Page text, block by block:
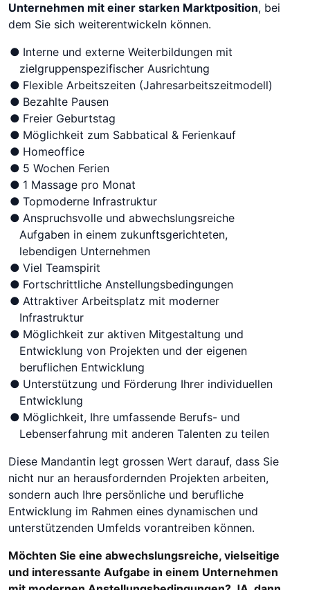
Unternehmen mit einer starken Marktposition, bei
dem Sie sich weiterentwickeln können.
Interne und externe Weiterbildungen mit
zielgruppenspezifischer Ausrichtung
Flexible Arbeitszeiten (Jahresarbeitszeitmodell)
Bezahlte Pausen
Freier Geburtstag
Möglichkeit zum Sabbatical & Ferienkauf
Homeoffice
5 Wochen Ferien
1 Massage pro Monat
Topmoderne Infrastruktur
Anspruchsvolle und abwechslungsreiche
Aufgaben in einem zukunftsgerichteten,
lebendigen Unternehmen
Viel Teamspirit
Fortschrittliche Anstellungsbedingungen
Attraktiver Arbeitsplatz mit moderner
Infrastruktur
Möglichkeit zur aktiven Mitgestaltung und
Entwicklung von Projekten und der eigenen
beruflichen Entwicklung
Unterstützung und Förderung Ihrer individuellen
Entwicklung
Möglichkeit, Ihre umfassende Berufs- und
Lebenserfahrung mit anderen Talenten zu teilen
Diese Mandantin legt grossen Wert darauf, dass Sie
nicht nur an herausfordernden Projekten arbeiten,
sondern auch Ihre persönliche und berufliche
Entwicklung im Rahmen eines dynamischen und
unterstützenden Umfelds vorantreiben können.
Möchten Sie eine abwechslungsreiche, vielseitige
und interessante Aufgabe in einem Unternehmen